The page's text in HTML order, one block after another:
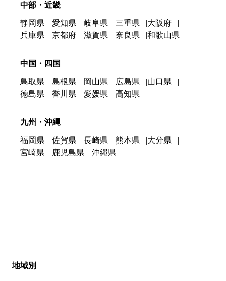
中部・近畿
静岡県 愛知県 岐阜県 三重県
大阪府
兵庫県
京都府 滋賀県 奈良県 和歌山県
中国・四国
鳥取県 島根県 岡山県 広島県
山口県
徳島県
香川県 愛媛県 高知県
九州・沖縄
福岡県 佐賀県 長崎県 熊本県
大分県
宮崎県
鹿児島県 沖縄県
地域別